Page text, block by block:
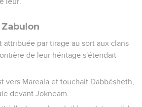
attribuée par tirage au sort aux clans
de leur héritage s'étendait
vers Mareala et touchait Dabbésheth,
devant Jokneam.